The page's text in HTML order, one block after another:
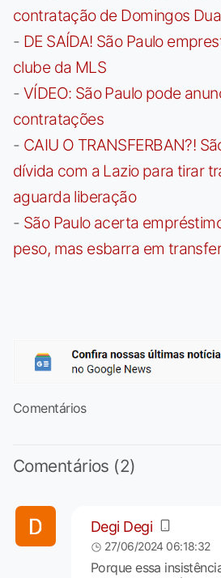
contratação de Domingos
- DE SAÍDA! São Paulo
clube da MLS
- VÍDEO: São Paulo pode
contratações
- CAIU O TRANSFERBAN?!
dívida com a Lazio para tirar
aguarda liberação
- São Paulo acerta
peso, mas esbarra em
Comentários
Comentários (2)
Degi Degi
27/06/2024 06:18:32
Porque essa